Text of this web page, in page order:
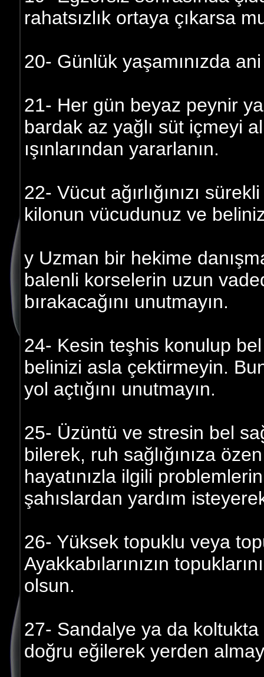
rahatsızlık ortaya çıkarsa
20- Günlük yaşamınızda
21- Her gün beyaz peynir
bardak az yağlı süt içmeyi
ışınlarından yararlanın.
22- Vücut ağırlığınızı
kilonun vücudunuz ve
y Uzman bir hekime
balenli korselerin uzun
bırakacağını unutmayın.
24- Kesin teşhis konulup bel
belinizi asla çektirmeyin.
yol açtığını unutmayın.
25- Üzüntü ve stresin bel
bilerek, ruh sağlığınıza
hayatınızla ilgili
şahıslardan yardım
26- Yüksek topuklu veya
Ayakkabılarınızın
olsun.
27- Sandalye ya da
doğru eğilerek yerden